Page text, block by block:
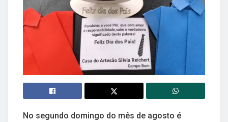
No segundo domingo do mês de agosto é